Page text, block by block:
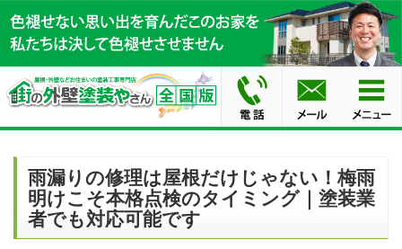
雨漏りの修理は屋根だけじゃない！梅雨
明けこそ本格点検のタイミング｜塗装業
者でも対応可能です